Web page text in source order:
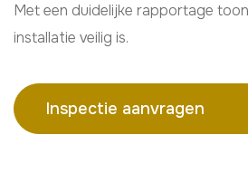
Met een duidelijke rapportage
installatie veilig is.
Inspectie aanvragen